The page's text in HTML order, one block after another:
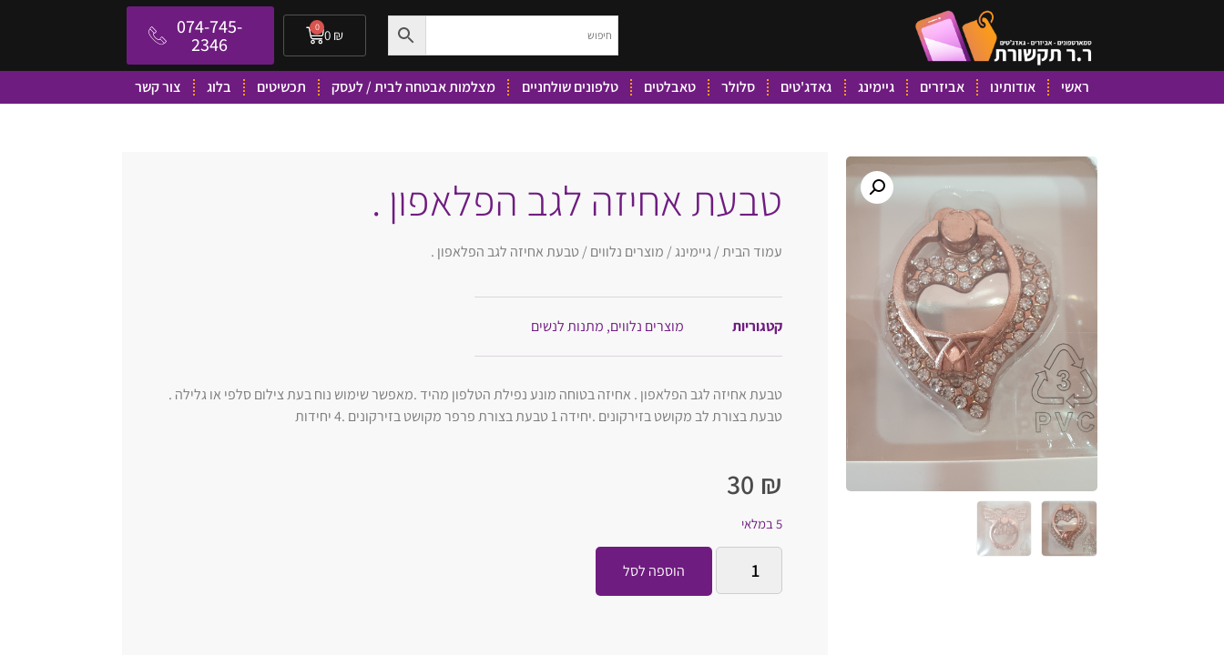
0 ₪
0
074-745-
2346
ראשי אודותינו אביזרים גיימינג גאדג'טים סלולר טאבלטים טלפונים שולחניים מצלמות אבטחה לבית / לעסק תכשיטים בלוג צור קשר
טבעת אחיזה לגב הפלאפון .
עמוד הבית/גיימינג/מוצרים נלווים / טבעת אחיזה לגב הפלאפון .
קטגוריות מוצרים נלווים, מתנות לנשים
טבעת אחיזה לגב הפלאפון . אחיזה בטוחה מונע נפילת הטלפון מהיד .מאפשר שימוש נוח בעת צילום סלפי או גלילה .
טבעת בצורת לב מקושט בזירקונים .יחידה 1 טבעת בצורת פרפר מקושט בזירקונים .4 יחידות
30 ₪
5 במלאי
הוספה לסל